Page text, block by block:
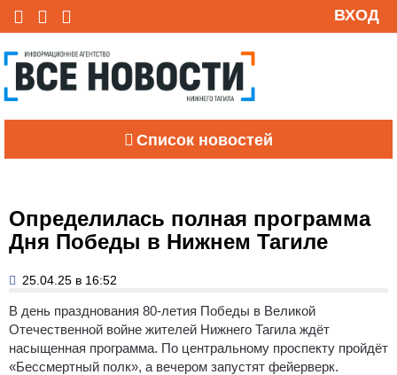
ВХОД
Список новостей
Определилась полная программа
Дня Победы в Нижнем Тагиле
25.04.25 в 16:52
В день празднования 80-летия Победы в Великой
Отечественной войне жителей Нижнего Тагила ждёт
насыщенная программа. По центральному проспекту пройдёт
«Бессмертный полк», а вечером запустят фейерверк.